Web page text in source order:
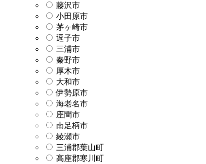
藤沢市
小田原市
茅ヶ崎市
逗子市
三浦市
秦野市
厚木市
大和市
伊勢原市
海老名市
座間市
南足柄市
綾瀬市
三浦郡葉山町
高座郡寒川町